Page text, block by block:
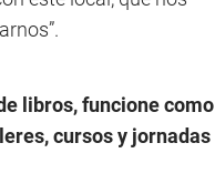
libros, funcione como
cursos y jornadas